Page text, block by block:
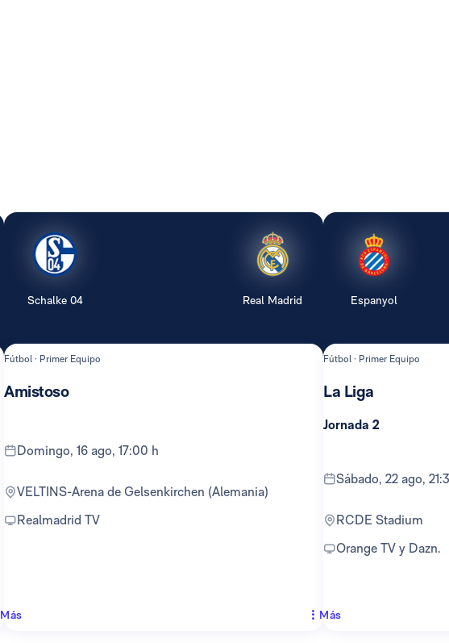
Schalke 04 Real Madrid
Fútbol · Primer Equipo
Amistoso
domingo, 16 ago, 17:00 h
VELTINS-Arena de Gelsenkirchen (Alemania)
Realmadrid TV
Más
Espanyol
Fútbol · Primer Equipo
La Liga
Jornada 2
sábado, 22 ago,
RCDE Stadium
Orange TV y Dazn.
Más